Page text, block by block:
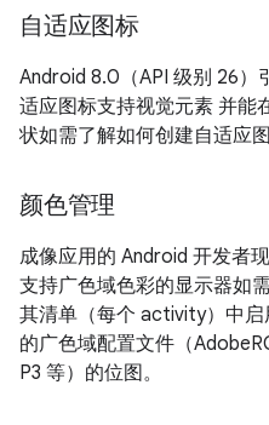
自适应图标
Android 8.0（API 级别 26）
适应图标支持视觉元素 并能
状如需了解如何创建自适应
颜色管理
成像应用的 Android 开发者
支持广色域色彩的显示器如
其清单（每个 activity）中
的广色域配置文件（
P3 等）的位图。